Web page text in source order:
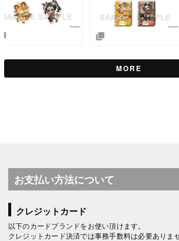
MORE
お支払い方法について
クレジットカード
以下のカードブランドをお使い頂けます。
クレジットカード決済では事務手数料は必要ありませ